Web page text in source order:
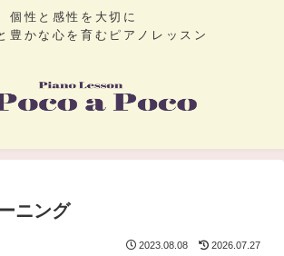
個性と感性を大切に
豊かな心を育むピアノレッスン
ニング
2023.08.08 2026.07.27